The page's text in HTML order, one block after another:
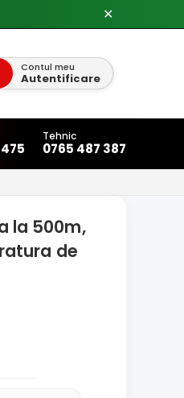
✕
Contul meu
Autentificare
Tehnic
0765 487 387
la 500m,
de